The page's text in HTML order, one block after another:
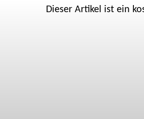
Dieser Artikel ist ein